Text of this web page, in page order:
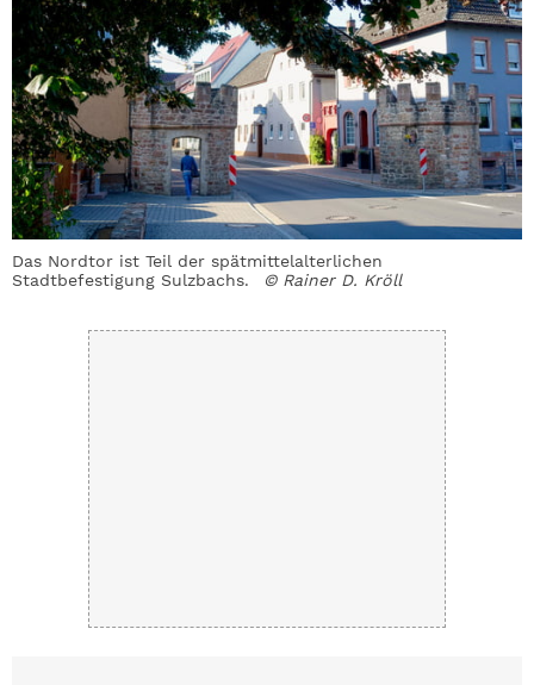
Das Nordtor ist Teil der spätmittelalterlichen
Stadtbefestigung Sulzbachs.
© Rainer D. Kröll